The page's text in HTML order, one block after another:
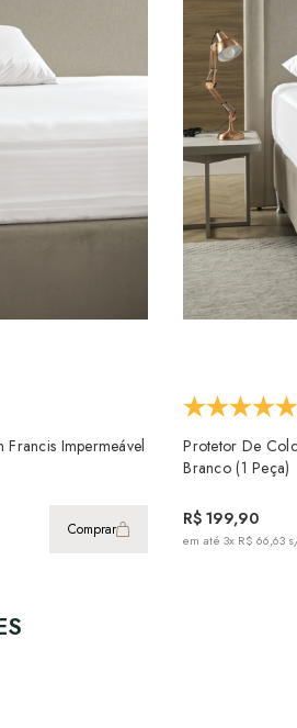
Impermeável
Comprar
Protetor De
Branco (1 Peça)
R$ 199,90
em até 3x R$ 66,63